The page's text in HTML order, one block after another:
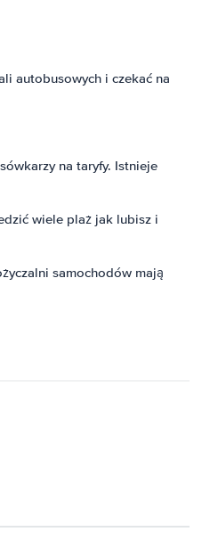
autobusowych i czekać na
na taryfy. Istnieje
wiele plaż jak lubisz i
samochodów mają